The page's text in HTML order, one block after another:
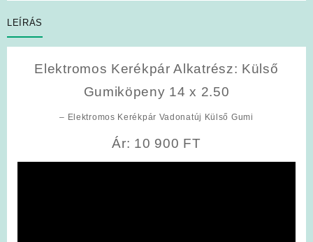
LEÍRÁS
Elektromos Kerékpár Alkatrész: Külső
Gumiköpeny 14 x 2.50
– Elektromos Kerékpár Vadonatúj Külső Gumi
Ár: 10 900 FT